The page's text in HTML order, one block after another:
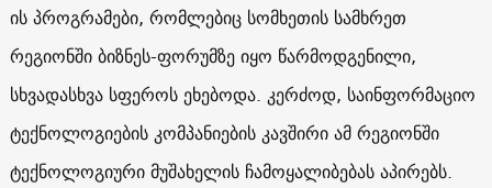
ის პროგრამები, რომლებიც სომხეთის სამხრეთ
რეგიონში ბიზნეს-ფორუმზე იყო წარმოდგენილი,
სხვადასხვა სფეროს ეხებოდა. კერძოდ, საინფორმაციო
ტექნოლოგიების კომპანიების კავშირი ამ რეგიონში
ტექნოლოგიური მუშახელის ჩამოყალიბებას აპირებს.